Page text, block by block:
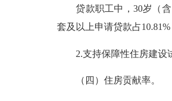
贷款职工中，30岁（含）
套及以上申请贷款占
2.支持保障性住房建设试
（四）住房贡献率。